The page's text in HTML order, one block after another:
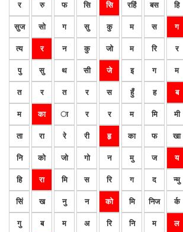
र रु फ सि सि रहिं बस हि
सुज सो ग सु कु म स ग
त्य र न कु जो म रि र
पु सु थ सी जे इ ग म
त र त र स हुँ ह ब
म का ा र र म मि मी
ता रा रे री हृ का फ खा
नि को जो गो न मु ज य
हि रा मि स रि ग द न्मु
सिं ख नु न को मि निज र्क
गु ब म अ रि नि म ल